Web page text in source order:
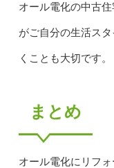
オール電化の中古
がご自分の生活ス
くことも大切です。
まとめ
オール電化にリフ